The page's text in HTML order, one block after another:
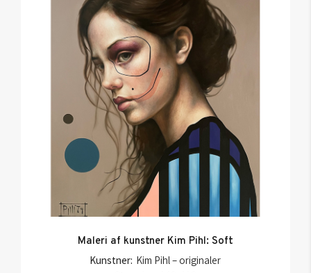
Maleri af kunstner Kim Pihl: Soft
Kunstner: Kim Pihl – originaler